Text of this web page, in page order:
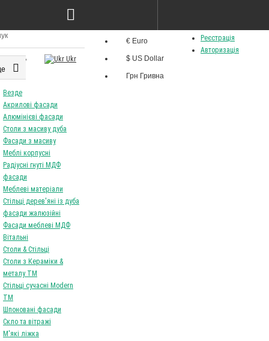
Реєстрація
Авторизація
€ Euro
$ US Dollar
Грн Гривна
Ukr
Везде
Акрилові фасади
Алюмінієві фасади
Столи з масиву дуба
Фасади з масиву
Меблі корпусні
Радіусні гнуті МДФ
фасади
Меблеві матеріали
Стільці дерев'яні із дуба
фасади жалюзійні
Фасади меблеві МДФ
Вітальні
Столи & Стільці
Столи з Кераміки &
металу TM
Стільці сучасні Modern
TM
Шпоновані фасади
Скло та вітражі
М'які ліжка